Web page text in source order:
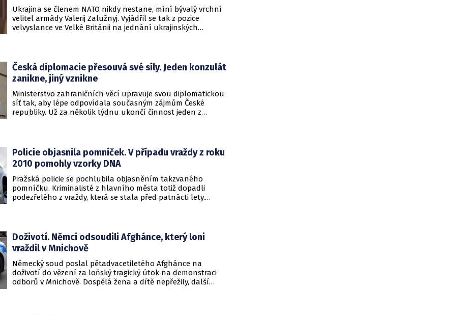
Ukrajina se členem NATO nikdy nestane, míní bývalý vrchní
velitel armády Valerij Zalužnyj. Vyjádřil se tak z pozice
velvyslance ve Velké Británii na jednání ukrajinských
Česká diplomacie přesouvá své síly. Jeden konzulát
zanikne, jiný vznikne
Ministerstvo zahraničních věcí upravuje svou diplomatickou
síť tak, aby lépe odpovídala současným zájmům České
republiky. Už za několik týdnu ukončí činnost jeden z
Policie objasnila pomníček. V případu vraždy z roku
2010 pomohly vzorky DNA
Pražská policie se pochlubila objasněním takzvaného
pomníčku. Kriminalisté z hlavního města totiž dopadli
podezřelého z vraždy, která se stala před patnácti lety.
Doživotí. Němci odsoudili Afghánce, který loni
vraždil v Mnichově
Německý soud poslal pětadvacetiletého Afghánce na
doživotí do vězení za loňský tragický útok na demonstraci
odborů v Mnichově. Dospělá žena a dítě nepřežily, další